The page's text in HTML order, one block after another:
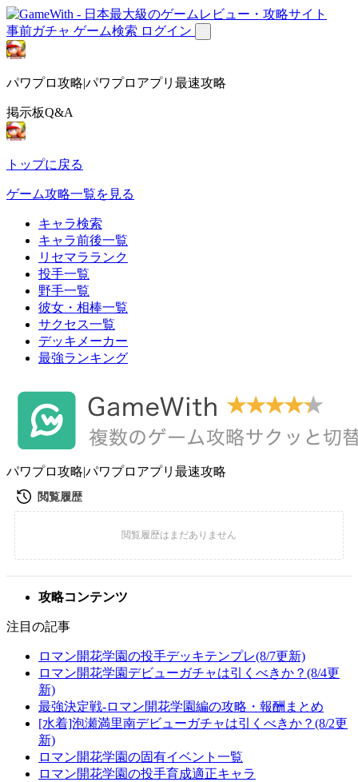
事前ガチャ ゲーム検索 ログイン
パワプロ攻略|パワプロアプリ最速攻略
掲示板Q&A
トップに戻る
ゲーム攻略一覧を見る
キャラ検索
キャラ前後一覧
リセマラランク
投手一覧
野手一覧
彼女・相棒一覧
サクセス一覧
デッキメーカー
最強ランキング
パワプロ攻略|パワプロアプリ最速攻略
攻略コンテンツ
注目の記事
ロマン開花学園の投手デッキテンプレ(8/7更新)
ロマン開花学園デビューガチャは引くべきか？(8/4更
新)
最強決定戦-ロマン開花学園編の攻略・報酬まとめ
[水着]泡瀬満里南デビューガチャは引くべきか？(8/2更
新)
ロマン開花学園の固有イベント一覧
ロマン開花学園の投手育成適正キャラ